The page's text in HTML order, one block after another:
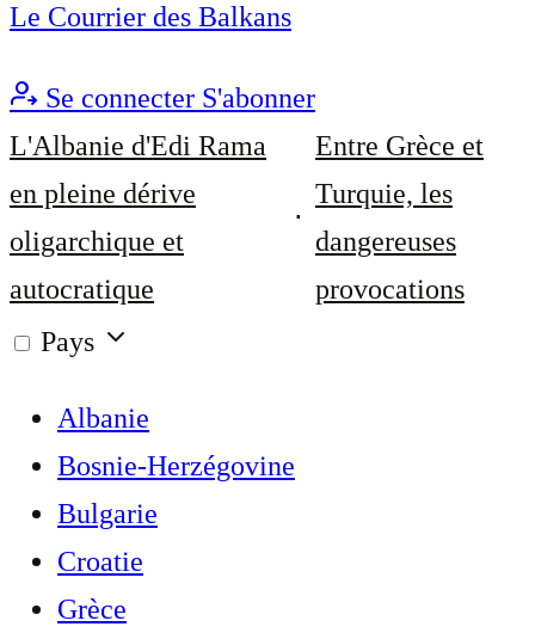
Le Courrier des Balkans
Se connecter S'abonner
L'Albanie d'Edi Rama
en pleine dérive
oligarchique et
autocratique
Entre Grèce et
Turquie, les
dangereuses
provocations
Pays
Albanie
Bosnie-Herzégovine
Bulgarie
Croatie
Grèce